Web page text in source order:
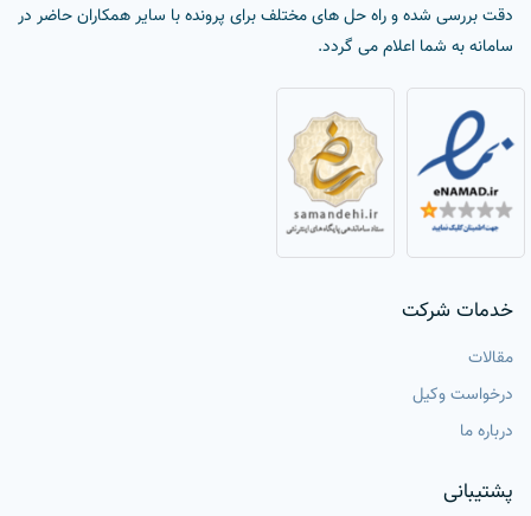
دقت بررسی شده و راه حل های مختلف برای پرونده با سایر همکاران حاضر در
سامانه به شما اعلام می گردد.
خدمات شرکت
مقالات
درخواست وکیل
درباره ما
پشتیبانی